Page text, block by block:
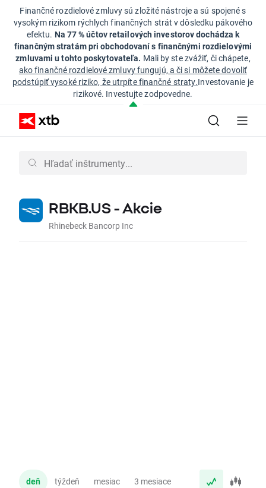
Finančné rozdielové zmluvy sú zložité nástroje a sú spojené s
vysokým rizikom rýchlych finančných strát v dôsledku pákového
efektu. Na 77 % účtov retailových investorov dochádza k
finančným stratám pri obchodovaní s finančnými rozdielovými
zmluvami u tohto poskytovateľa. Mali by ste zvážiť, či chápete,
ako finančné rozdielové zmluvy fungujú, a či si môžete dovoliť
podstúpiť vysoké riziko, že utrpíte finančné straty.Investovanie je
rizikové. Investujte zodpovedne.
RBKB.US - Akcie
Rhinebeck Bancorp Inc
deň týždeň mesiac 3 mesiace